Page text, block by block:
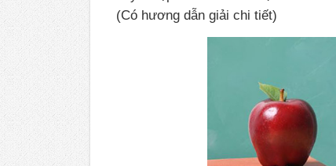
(Có hương dẫn giải chi tiết)